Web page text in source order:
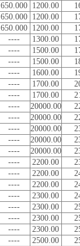
650.000 1200.00
650.000 1200.00
650.000 1200.00
---- 1300.00
---- 1500.00
---- 1500.00
---- 1600.00
---- 1700.00
---- 1700.00
---- 20000.00
---- 20000.00
---- 20000.00
---- 20000.00
---- 20000.00
---- 2200.00
---- 2200.00
---- 2200.00
---- 2300.00
---- 2300.00
---- 2300.00
---- 2300.00
---- 2500.00